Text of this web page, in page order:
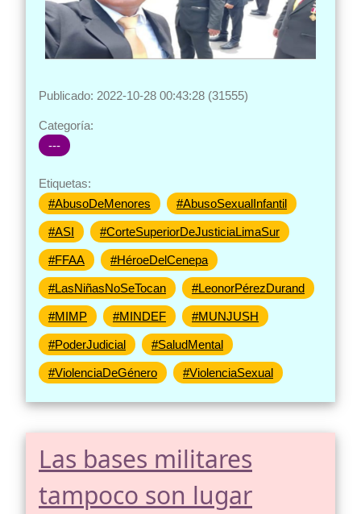
Publicado: 2022-10-28 00:43:28 (31555)
Categoría:
---
Etiquetas:
#AbusoDeMenores
#AbusoSexualInfantil
#ASI #CorteSuperiorDeJusticiaLimaSur
#FFAA #HéroeDelCenepa
#LasNiñasNoSeTocan #LeonorPérezDurand
#MIMP #MINDEF #MUNJUSH
#PoderJudicial #SaludMental
#ViolenciaDeGénero #ViolenciaSexual
Las bases militares
tampoco son lugar